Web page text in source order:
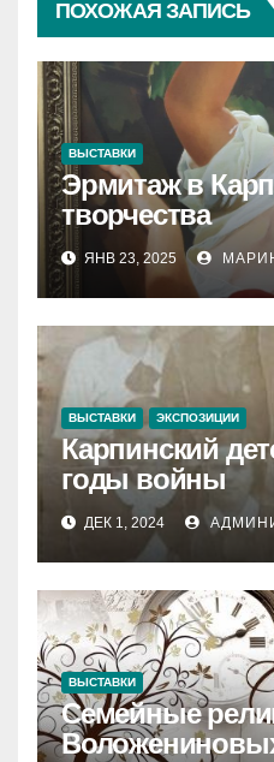
ПОХОЖАЯ ЗАПИСЬ
ВЫСТАВКИ
Эрмитаж в
творчества
ЯНВ 23, 2025
ВЫСТАВКИ ЭКСПОЗИЦИИ
Карпинский
годы войны
ДЕК 1, 2024
ВЫСТАВКИ
Семейные